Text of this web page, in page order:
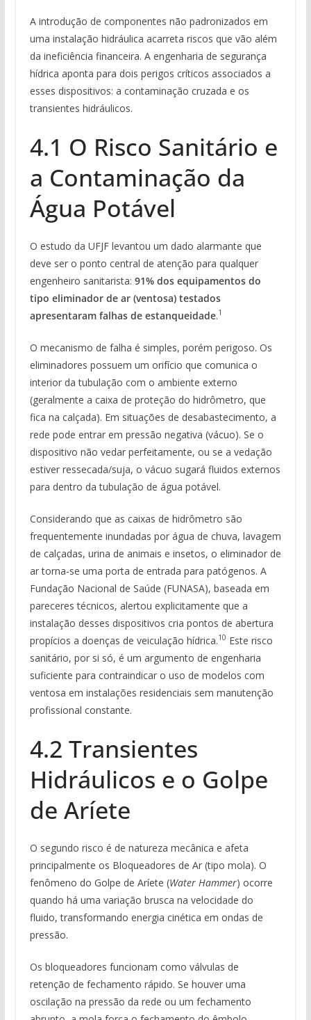
A introdução de componentes não padronizados em
uma instalação hidráulica acarreta riscos que vão além
da ineficiência financeira. A engenharia de segurança
hídrica aponta para dois perigos críticos associados a
esses dispositivos: a contaminação cruzada e os
transientes hidráulicos.
4.1 O Risco Sanitário e
a Contaminação da
Água Potável
O estudo da UFJF levantou um dado alarmante que
deve ser o ponto central de atenção para qualquer
engenheiro sanitarista: 91% dos equipamentos do
tipo eliminador de ar (ventosa) testados
apresentaram falhas de estanqueidade.1
O mecanismo de falha é simples, porém perigoso. Os
eliminadores possuem um orifício que comunica o
interior da tubulação com o ambiente externo
(geralmente a caixa de proteção do hidrômetro, que
fica na calçada). Em situações de desabastecimento, a
rede pode entrar em pressão negativa (vácuo). Se o
dispositivo não vedar perfeitamente, ou se a vedação
estiver ressecada/suja, o vácuo sugará fluidos externos
para dentro da tubulação de água potável.
Considerando que as caixas de hidrômetro são
frequentemente inundadas por água de chuva, lavagem
de calçadas, urina de animais e insetos, o eliminador de
ar torna-se uma porta de entrada para patógenos. A
Fundação Nacional de Saúde (FUNASA), baseada em
pareceres técnicos, alertou explicitamente que a
instalação desses dispositivos cria pontos de abertura
propícios a doenças de veiculação hídrica.10 Este risco
sanitário, por si só, é um argumento de engenharia
suficiente para contraindicar o uso de modelos com
ventosa em instalações residenciais sem manutenção
profissional constante.
4.2 Transientes
Hidráulicos e o Golpe
de Aríete
O segundo risco é de natureza mecânica e afeta
principalmente os Bloqueadores de Ar (tipo mola). O
fenômeno do Golpe de Aríete (Water Hammer) ocorre
quando há uma variação brusca na velocidade do
fluido, transformando energia cinética em ondas de
pressão.
Os bloqueadores funcionam como válvulas de
retenção de fechamento rápido. Se houver uma
oscilação na pressão da rede ou um fechamento